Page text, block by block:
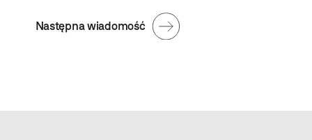
Następna wiadomość